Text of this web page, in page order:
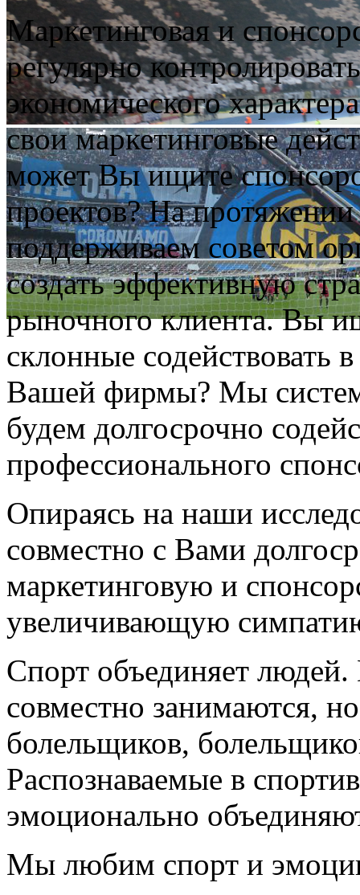
Маркетинговая и
регулярно
экономического
свои маркетинговые
может Вы ищите
проектов? На
поддерживаем советом
создать эффективную
рыночного клиента. Вы
склонные содействовать
Вашей фирмы? Мы
будем долгосрочно
профессионального
Опираясь на наши
совместно с Вами
маркетинговую и
увеличивающую
Спорт объединяет
совместно занимаются,
болельщиков,
Распознаваемые в
эмоционально
Мы любим спорт и